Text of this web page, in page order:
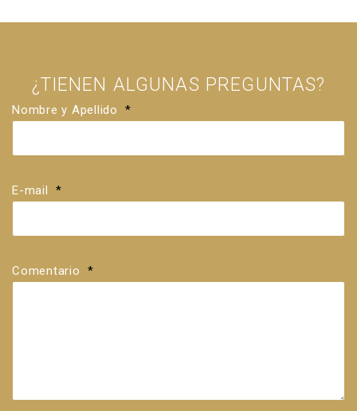
¿TIENEN ALGUNAS PREGUNTAS?
Nombre y Apellido *
E-mail *
Comentario *